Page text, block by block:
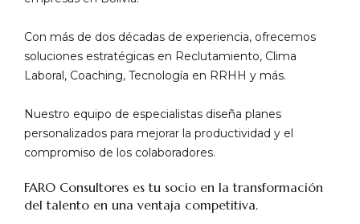
Con más de dos décadas de experiencia, ofrecemos
soluciones estratégicas en Reclutamiento, Clima
Laboral, Coaching, Tecnología en RRHH y más.
Nuestro equipo de especialistas diseña planes
personalizados para mejorar la productividad y el
compromiso de los colaboradores.
FARO Consultores es tu socio en la transformación
del talento en una ventaja competitiva.